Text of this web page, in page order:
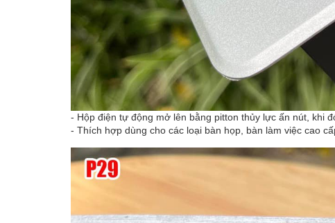
- Hộp điện tự động mở lên bằng pitton thủy lực ấn nút, khi
- Thích hợp dùng cho các loại bàn họp, bàn làm việc cao